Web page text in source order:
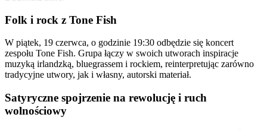
Folk i rock z Tone Fish
W piątek, 19 czerwca, o godzinie 19:30 odbędzie się koncert
zespołu Tone Fish. Grupa łączy w swoich utworach inspiracje
muzyką irlandzką, bluegrassem i rockiem, reinterpretując zarówno
tradycyjne utwory, jak i własny, autorski materiał.
Satyryczne spojrzenie na rewolucję i ruch
wolnościowy